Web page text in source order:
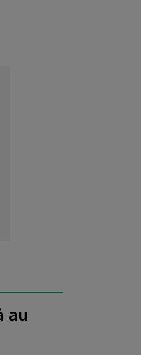
au